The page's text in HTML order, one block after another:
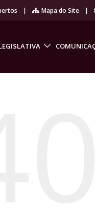
| Mapa do Site |